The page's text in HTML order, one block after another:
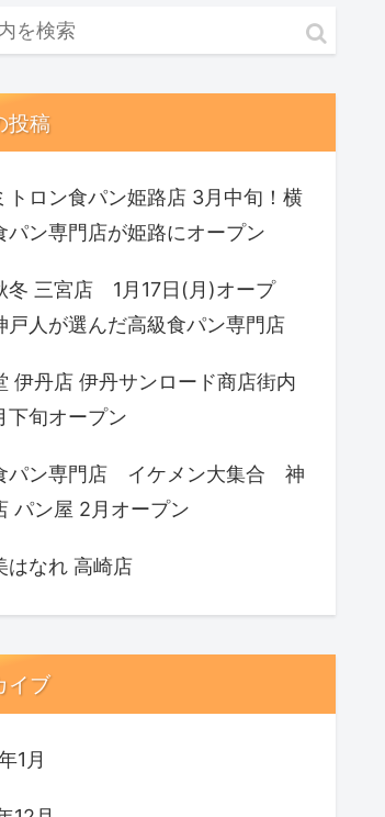
投稿
トロン食パン姫路店 3月中旬！横
パン専門店が姫路にオープン
冬 三宮店 1月17日(月)オープ
人が選んだ高級食パン専門店
伊丹店 伊丹サンロード商店街内
下旬オープン
パン専門店 イケメン大集合 神
パン屋 2月オープン
はなれ 高崎店
イブ
1月